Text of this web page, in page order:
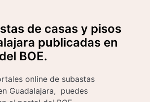
de casas y pisos
publicadas en
BOE.
online de subastas
Guadalajara, puedes